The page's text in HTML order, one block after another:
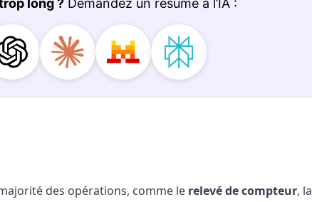
des opérations, comme le relevé de compteur, la